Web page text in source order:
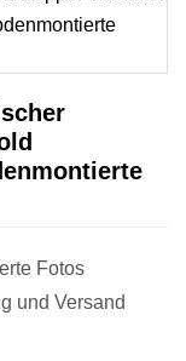
Fotos
und Versand